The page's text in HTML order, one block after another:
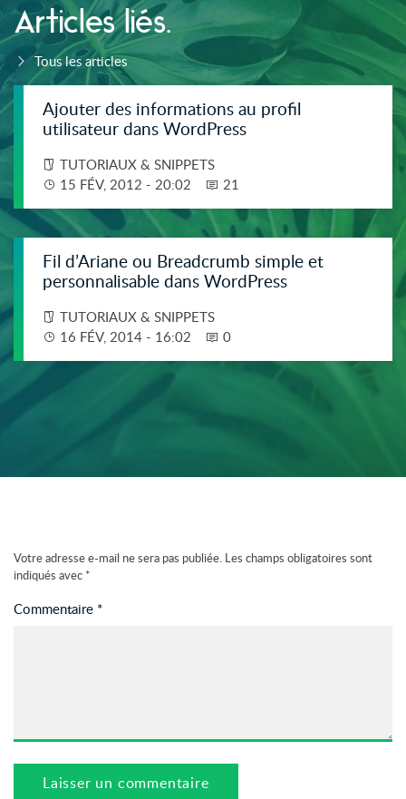
Articles liés.
Tous les articles
Ajouter des informations au profil
utilisateur dans WordPress
TUTORIAUX & SNIPPETS
15 FÉV, 2012 - 20:02
21
Fil d’Ariane ou Breadcrumb simple et
personnalisable dans WordPress
TUTORIAUX & SNIPPETS
16 FÉV, 2014 - 16:02
0
Votre adresse e-mail ne sera pas publiée. Les champs obligatoires sont
indiqués avec *
Commentaire *